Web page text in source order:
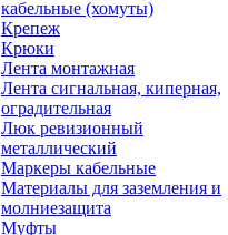
кабельные (хомуты)
Крепеж
Крюки
Лента монтажная
Лента сигнальная, киперная,
оградительная
Люк ревизионный
металлический
Маркеры кабельные
Материалы для заземления и
молниезащита
Муфты